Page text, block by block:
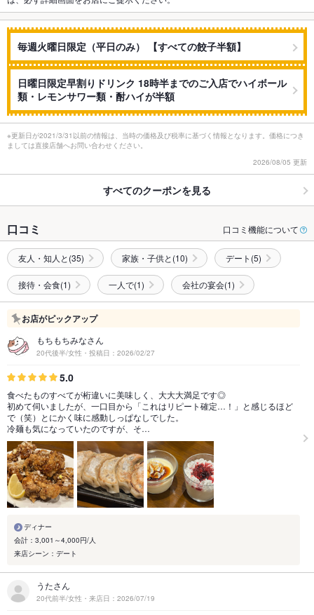
毎週火曜日限定（平日のみ） 【すべての餃子半額】
日曜日限定早割りドリンク 18時半までのご入店でハイボール
類・レモンサワー類・酎ハイが半額
※更新日が2021/3/31以前の情報は、当時の価格及び税率に基づく情報となります。価格につき
ましては直接店舗へお問い合わせください。
2026/08/05 更新
すべてのクーポンを見る
口コミ 口コミ機能について
友人・知人と(35) 家族・子供と(10) デート(5)
接待・会食(1) 一人で(1) 会社の宴会(1)
お店がピックアップ
もちもちみなさん
20代後半/女性・投稿日：2026/02/27
5.0
食べたものすべてが桁違いに美味しく、大大大満足です◎
初めて伺いましたが、一口目から「これはリピート確定…！」と感じるほど
で（笑）とにかく味に感動しっぱなしでした。
冷麺も気になっていたのですが、そ…
ディナー
会計：3,001～4,000円/人
来店シーン：デート
うたさん
20代前半/女性・来店日：2026/07/19